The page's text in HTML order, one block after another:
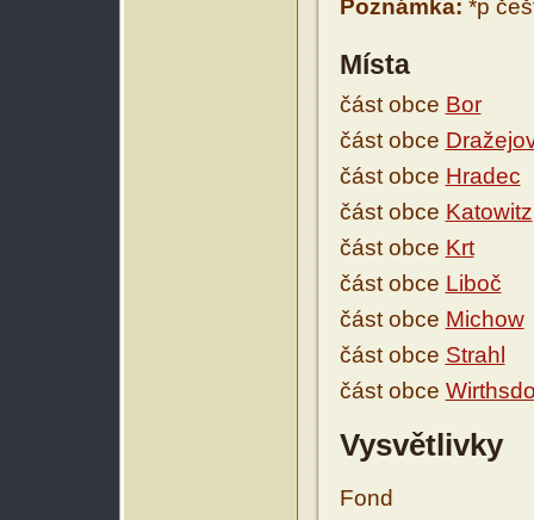
Poznámka: *p
Místa
část obce Bor
část obce
část obce Hradec
část obce Katowitz
část obce Krt
část obce Liboč
část obce Michow
část obce Strahl
část obce
Vysvětlivky
Fond